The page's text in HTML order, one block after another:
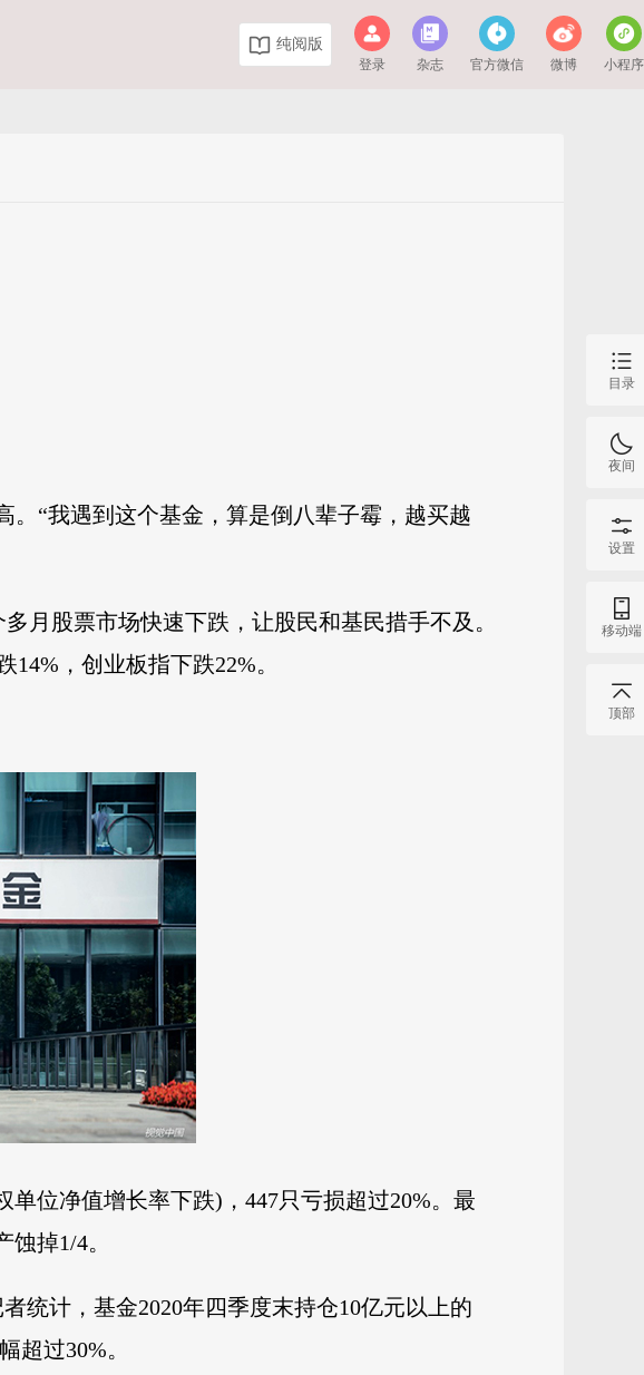
纯阅版
登录 杂志 官方微信 微博 小程序
。“我遇到这个基金，算是倒八辈子霉，越买越
月股票市场快速下跌，让股民和基民措手不及。
，创业板指下跌22%。
单位净值增长率下跌)，447只亏损超过20%。最
掉1/4。
统计，基金2020年四季度末持仓10亿元以上的
超过30%。
目录
夜间
设置
移动端
顶部